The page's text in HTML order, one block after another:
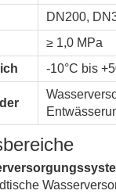
DN200,
≥ 1,0 MPa
-10°C bis